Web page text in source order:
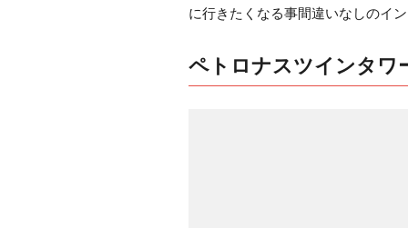
に行きたくなる事間違いなしのイ
ペトロナスツインタワ